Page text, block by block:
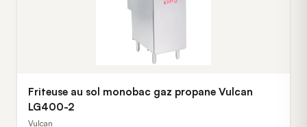
Friteuse au sol monobac gaz propane Vulcan
LG400-2
Vulcan